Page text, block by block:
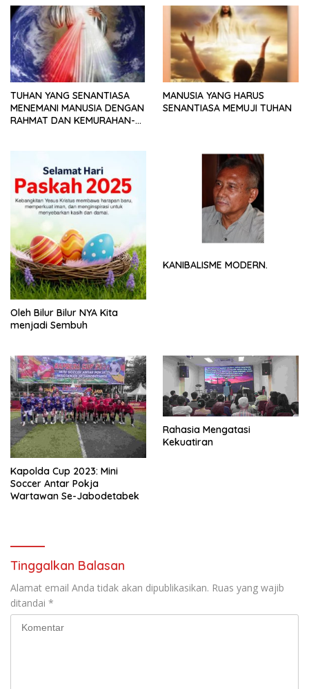
TUHAN YANG SENANTIASA
MENEMANI MANUSIA DENGAN
RAHMAT DAN KEMURAHAN-
MANUSIA YANG HARUS
SENANTIASA MEMUJI TUHAN
Oleh Bilur Bilur NYA Kita
menjadi Sembuh
KANIBALISME MODERN.
Kapolda Cup 2023: Mini
Soccer Antar Pokja
Wartawan Se-Jabodetabek
Rahasia Mengatasi
Kekuatiran
Tinggalkan Balasan
Alamat email Anda tidak akan dipublikasikan. Ruas yang wajib
ditandai *